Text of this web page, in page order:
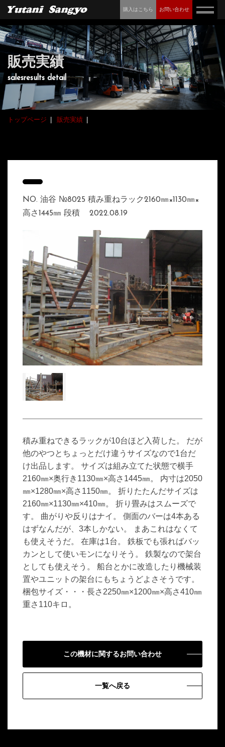
購入はこちら お問い合わせ
販売実績
salesresults detail
トップページ 販売実績
NO. 油谷 №8025 積み重ねラック2160㎜×1130㎜×
高さ1445㎜ 段積
2022.08.19
積み重ねできるラックが10台ほど入荷した。 だが
他のやつとちょっとだけ違うサイズなので1台だ
け出品します。 サイズは組み立てた状態で横手
2160㎜×奥行き1130㎜×高さ1445㎜。 内寸は2050
㎜×1280㎜×高さ1150㎜。 折りたたんだサイズは
2160㎜×1130㎜×410㎜。 折り畳みはスムーズで
す。 曲がりや反りはナイ。 側面のバーは4本ある
はずなんだが、3本しかない。 まあこれはなくて
も使えそうだ。 在庫は1台。 鉄板でも張ればバッ
カンとして使いモンになりそう。 鉄製なので架台
としても使えそう。 船台とかに改造したり機械装
置やユニットの架台にもちょうどよさそうです。
梱包サイズ・・・長さ2250㎜×1200㎜×高さ410㎜
重さ110キロ。
この機材に関するお問い合わせ
一覧へ戻る